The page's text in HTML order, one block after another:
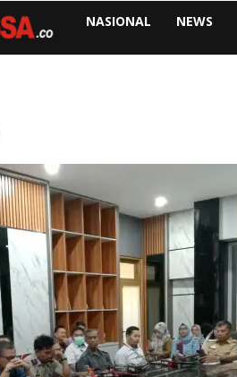
NASIONAL NEWS